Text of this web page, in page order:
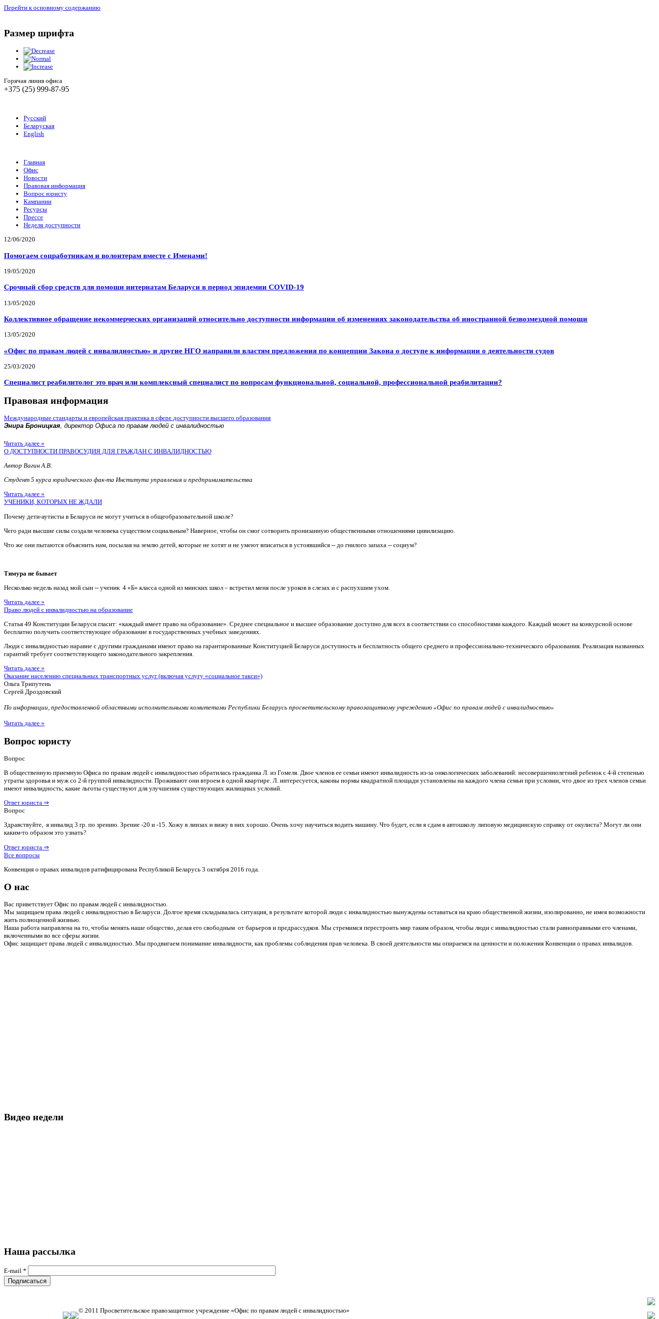
Перейти к основному содержанию
Размер шрифта
Горячая линия офиса
+375 (25) 999-87-95
Русский
Беларуская
English
Главная
Офис
Новости
Правовая информация
Вопрос юристу
Кампании
Ресурсы
Прессе
Неделя доступности
12/06/2020
Помогаем соцработникам и волонтерам вместе с Именами!
19/05/2020
Срочный сбор средств для помощи интернатам Беларуси в период эпидемии COVID-19
13/05/2020
Коллективное обращение некоммерческих организаций относительно доступности информации об изменениях законодательства об иностранной безвозмездной помощи
13/05/2020
«Офис по правам людей с инвалидностью» и другие НГО направили властям предложения по концепции Закона о доступе к информации о деятельности судов
25/03/2020
Специалист реабилитолог это врач или комплексный специалист по вопросам функциональной, социальной, профессиональной реабилитации?
Правовая информация
Международные стандарты и европейская практика в сфере доступности высшего образования
Энира Броницкая, директор Офиса по правам людей с инвалидностью
Читать далее »
О ДОСТУПНОСТИ ПРАВОСУДИЯ ДЛЯ ГРАЖДАН С ИНВАЛИДНОСТЬЮ
Автор Вагин А.В.
Студент 5 курса юридического фак-та Института управления и предпринимательства
Читать далее »
УЧЕНИКИ, КОТОРЫХ НЕ ЖДАЛИ
Почему дети-аутисты в Беларуси не могут учиться в общеобразовательной школе?
Чего ради высшие силы создали человека существом социальным? Наверное, чтобы он смог сотворить пронизанную общественными отношениями цивилизацию.
Что же они пытаются объяснить нам, посылая на землю детей, которые не хотят и не умеют вписаться в устоявшийся -- до гнилого запаха -- социум?
Тимура не бывает
Несколько недель назад мой сын -- ученик 4 «Б» класса одной из минских школ – встретил меня после уроков в слезах и с распухшим ухом.
Читать далее »
Право людей с инвалидностью на образование
Статья 49 Конституции Беларуси гласит: «каждый имеет право на образование». Среднее специальное и высшее образование доступно для всех в соответствии со способностями каждого. Каждый может на конкурсной основе
бесплатно получить соответствующее образование в государственных учебных заведениях.
Люди с инвалидностью наравне с другими гражданами имеют право на гарантированные Конституцией Беларуси доступность и бесплатность общего среднего и профессионально-технического образования. Реализация названных
гарантий требует соответствующего законодательного закрепления.
Читать далее »
Оказание населению специальных транспортных услуг (включая услугу «социальное такси»)
Ольга Трипутень
Сергей Дроздовский
По информации, предоставленной областными исполнительными комитетами Республики Беларусь просветительскому правозащитному учреждению «Офис по правам людей с инвалидностью»
Читать далее »
Вопрос юристу
Вопрос
В общественную приемную Офиса по правам людей с инвалидностью обратилась гражданка Л. из Гомеля. Двое членов ее семьи имеют инвалидность из-за онкологических заболеваний: несовершеннолетний ребенок с 4-й степенью
утраты здоровья и муж со 2-й группой инвалидности. Проживают они втроем в одной квартире. Л. интересуется, каковы нормы квадратной площади установлены на каждого члена семьи при условии, что двое из трех членов семьи
имеют инвалидность; какие льготы существуют для улучшения существующих жилищных условий.
Ответ юриста ⇒
Вопрос
Здравствуйте, я инвалид 3 гр. по зрению. Зрение -20 и -15. Хожу в линзах и вижу в них хорошо. Очень хочу научиться водить машину. Что будет, если я сдам в автошколу липовую медицинскую справку от окулиста? Могут ли они
каким-то образом это узнать?
Ответ юриста ⇒
Все вопросы
Конвенция о правах инвалидов ратифицирована Республикой Беларусь 3 октября 2016 года.
О нас
Вас приветствует Офис по правам людей с инвалидностью.
Мы защищаем права людей с инвалидностью в Беларуси. Долгое время складывалась ситуация, в результате которой люди с инвалидностью вынуждены оставаться на краю общественной жизни, изолированно, не имея возможности
жить полноценной жизнью.
Наша работа направлена на то, чтобы менять наше общество, делая его свободным от барьеров и предрассудков. Мы стремимся перестроить мир таким образом, чтобы люди с инвалидностью стали равноправными его членами,
включенными во все сферы жизни.
Офис защищает права людей с инвалидностью. Мы продвигаем понимание инвалидности, как проблемы соблюдения прав человека. В своей деятельности мы опираемся на ценности и положения Конвенции о правах инвалидов.
Видео недели
Наша рассылка
E-mail *
© 2011 Просветительское правозащитное учреждение «Офис по правам людей с инвалидностью»